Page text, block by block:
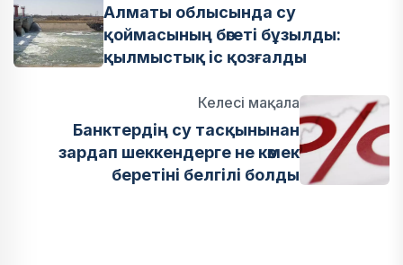
Алматы облысында су
қоймасының бөгеті бұзылды:
қылмыстық іс қозғалды
Келесі мақала
Банктердің су тасқынынан
зардап шеккендерге не көмек
беретіні белгілі болды